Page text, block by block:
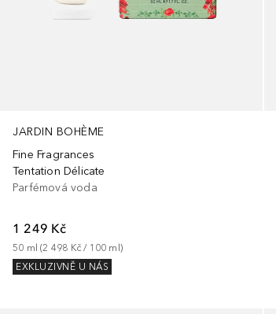
JARDIN BOHÈME
Fine Fragrances
Tentation Délicate
Parfémová voda
1 249 Kč
50 ml (2 498 Kč / 100 ml )
EXKLUZIVNĚ U NÁS